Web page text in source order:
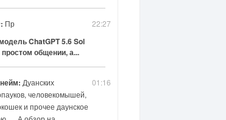
22:27
Пр
ChatGPT 5.6 Sol
общении, а...
01:16
Дуанских
человекомышей,
и прочее даунское